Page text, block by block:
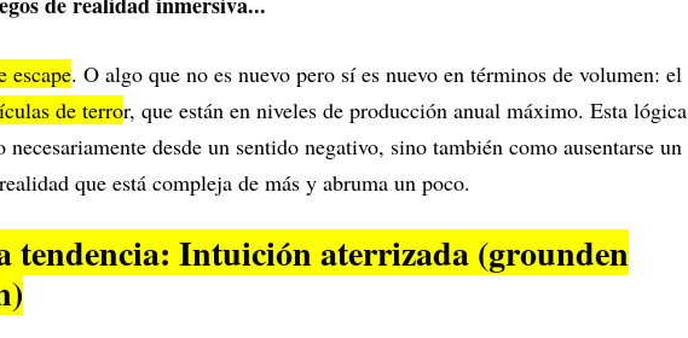
escape. O algo que no es nuevo pero sí es nuevo en términos de volumen: el
de terror, que están en niveles de producción anual máximo. Esta lógica
necesariamente desde un sentido negativo, sino también como ausentarse un
que está compleja de más y abruma un poco.
tendencia: Intuición aterrizada (grounden